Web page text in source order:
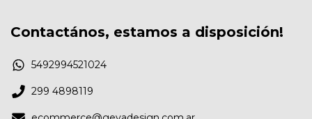
Contactános, estamos a disposición!
5492994521024
299 4898119